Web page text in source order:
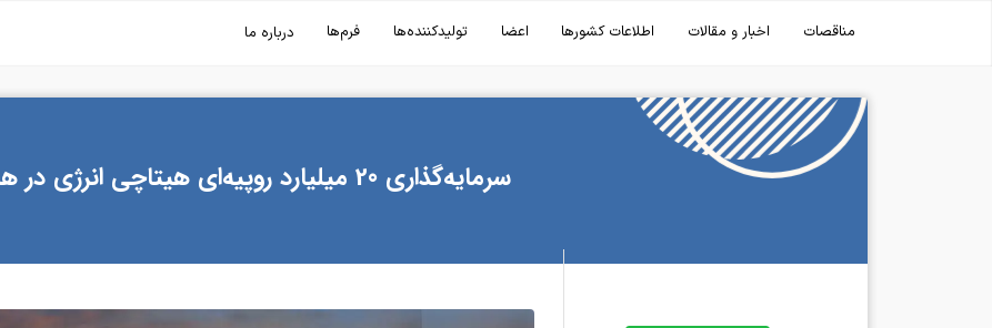
مناقصات اخبار و مقالات اطلاعات کشورها اعضا تولیدکننده‌ها فرم‌ها درباره ما
سرمایه‌گذاری 20 میلیارد روپیه‌ای هیتاچی انرژی در هند